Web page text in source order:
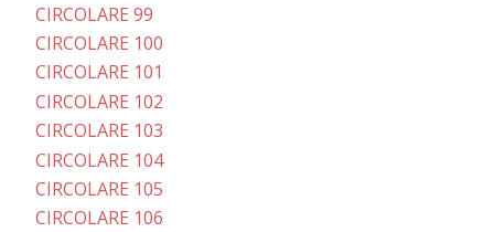
CIRCOLARE 99
CIRCOLARE 100
CIRCOLARE 101
CIRCOLARE 102
CIRCOLARE 103
CIRCOLARE 104
CIRCOLARE 105
CIRCOLARE 106